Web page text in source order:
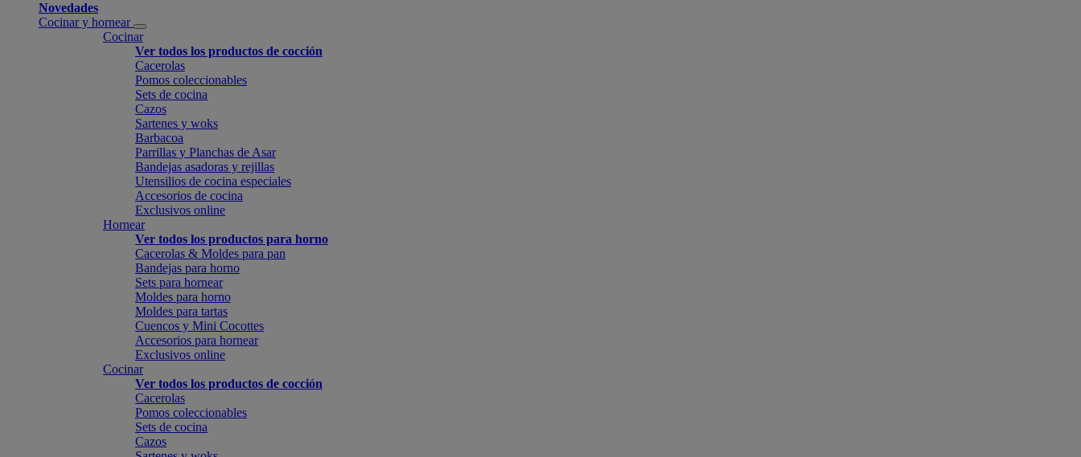
Novedades
Cocinar y hornear
Cocinar
Ver todos los productos de cocción
Cacerolas
Pomos coleccionables
Sets de cocina
Cazos
Sartenes y woks
Barbacoa
Parrillas y Planchas de Asar
Bandejas asadoras y rejillas
Utensilios de cocina especiales
Accesorios de cocina
Exclusivos online
Hornear
Ver todos los productos para horno
Cacerolas & Moldes para pan
Bandejas para horno
Sets para hornear
Moldes para horno
Moldes para tartas
Cuencos y Mini Cocottes
Accesorios para hornear
Exclusivos online
Cocinar
Ver todos los productos de cocción
Cacerolas
Pomos coleccionables
Sets de cocina
Cazos